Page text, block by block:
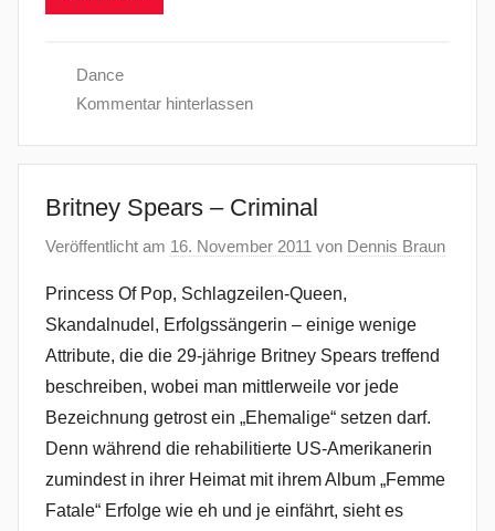
Dance
Kommentar hinterlassen
Britney Spears – Criminal
Veröffentlicht am 16. November 2011 von Dennis Braun
Princess Of Pop, Schlagzeilen-Queen,
Skandalnudel, Erfolgssängerin – einige wenige
Attribute, die die 29-jährige Britney Spears treffend
beschreiben, wobei man mittlerweile vor jede
Bezeichnung getrost ein „Ehemalige“ setzen darf.
Denn während die rehabilitierte US-Amerikanerin
zumindest in ihrer Heimat mit ihrem Album „Femme
Fatale“ Erfolge wie eh und je einfährt, sieht es